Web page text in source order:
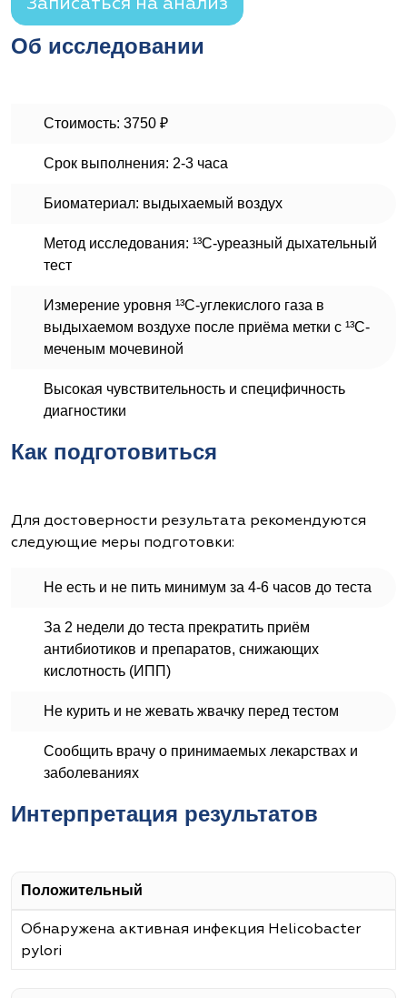
Об исследовании
Стоимость: 3750 ₽
Срок выполнения: 2-3 часа
Биоматериал: выдыхаемый воздух
Метод исследования: ¹³С-уреазный дыхательный
тест
Измерение уровня ¹³С-углекислого газа в
выдыхаемом воздухе после приёма метки с ¹³С-
меченым мочевиной
Высокая чувствительность и специфичность
диагностики
Как подготовиться
Для достоверности результата рекомендуются
следующие меры подготовки:
Не есть и не пить минимум за 4-6 часов до теста
За 2 недели до теста прекратить приём
антибиотиков и препаратов, снижающих
кислотность (ИПП)
Не курить и не жевать жвачку перед тестом
Сообщить врачу о принимаемых лекарствах и
заболеваниях
Интерпретация результатов
Положительный
Обнаружена активная инфекция Helicobacter
pylori